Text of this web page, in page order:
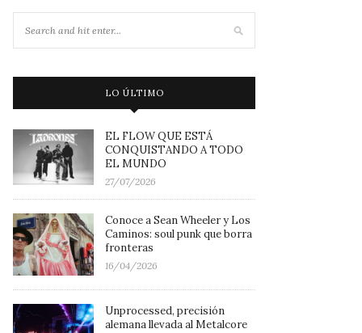
LO ÚLTIMO
EL FLOW QUE ESTÁ
CONQUISTANDO A TODO
EL MUNDO
27/07/2026
Conoce a Sean Wheeler y Los
Caminos: soul punk que borra
fronteras
16/04/2026
Unprocessed, precisión
alemana llevada al Metalcore